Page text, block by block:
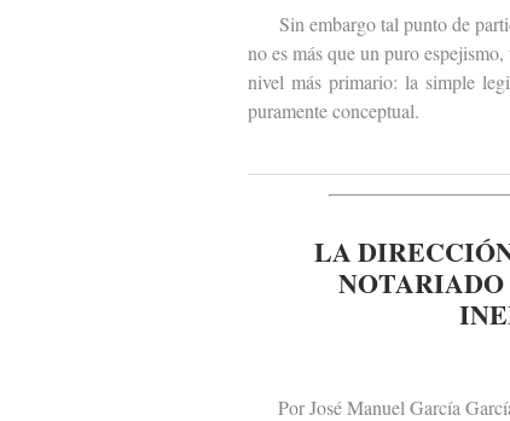
Sin embargo tal punto de
no es más que un puro
nivel más primario: la simple
puramente conceptual.
LA
NOTARIADO
Por José Manuel García